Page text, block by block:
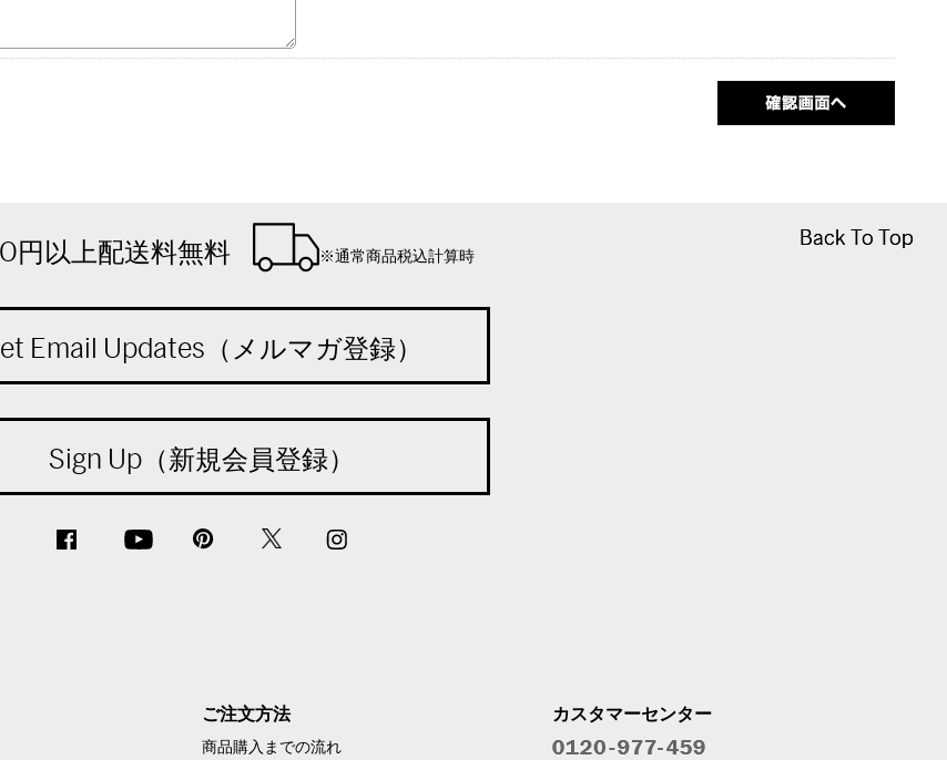
Back To Top
Back To Top
円以上配送料無料 ※通常商品税込計算時
Email Updates（メルマガ登録）
Sign Up（新規会員登録）
ご注文方法
商品購入までの流れ
カスタマーセンター